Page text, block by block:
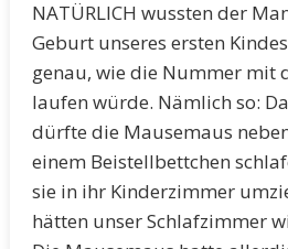
NATÜRLICH wussten der
Geburt unseres ersten
genau, wie die Nummer mit
laufen würde. Nämlich so:
dürfte die Mausemaus
einem Beistellbettchen
sie in ihr Kinderzimmer
hätten unser Schlafzimmer